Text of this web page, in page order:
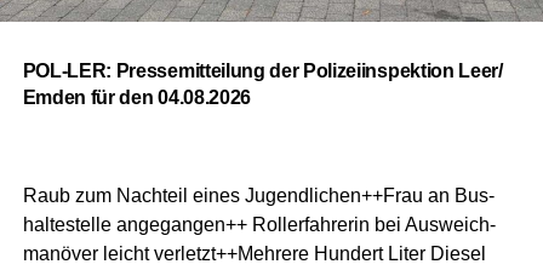
POL-LER: Pres­se­mit­tei­lung der Poli­zei­in­spek­ti­on Leer/
Emden für den 04.08.2026
Raub zum Nach­teil eines Jugendlichen++Frau an Bus­
hal­te­stel­le ange­gan­gen++ Rol­ler­fah­re­rin bei Aus­weich­
ma­nö­ver leicht verletzt++Mehrere Hun­dert Liter Die­sel